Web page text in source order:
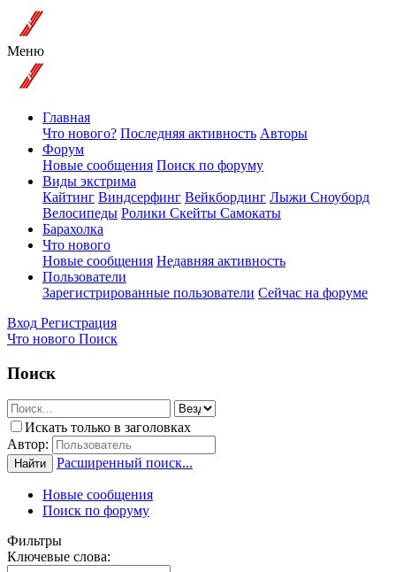
Меню
Главная
Что нового? Последняя активность Авторы
Форум
Новые сообщения Поиск по форуму
Виды экстрима
Кайтинг Виндсерфинг Вейкбординг Лыжи Сноуборд
Велосипеды Ролики Скейты Самокаты
Барахолка
Что нового
Новые сообщения Недавняя активность
Пользователи
Зарегистрированные пользователи Сейчас на форуме
Вход Регистрация
Что нового Поиск
Поиск
Искать только в заголовках
Автор:
Найти Расширенный поиск...
Новые сообщения
Поиск по форуму
Фильтры
Ключевые слова: